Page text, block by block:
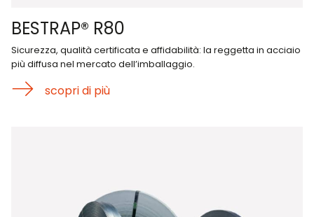
BESTRAP® R80
Sicurezza, qualità certificata e affidabilità: la reggetta in acciaio
più diffusa nel mercato dell’imballaggio.
scopri di più